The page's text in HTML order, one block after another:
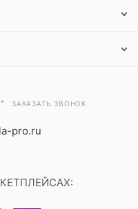
ЗАКАЗАТЬ ЗВОНОК
pro.ru